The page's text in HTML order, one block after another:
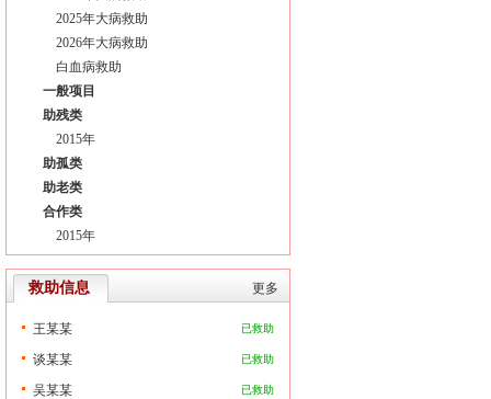
2025年大病救助
2026年大病救助
白血病救助
一般项目
助残类
2015年
助孤类
助老类
合作类
2015年
更多
救助信息
已救助
王某某
已救助
谈某某
已救助
吴某某